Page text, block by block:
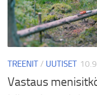
TREENIT / UUTISET
Vastaus